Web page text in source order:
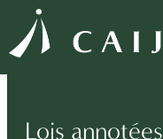
Lois annotées